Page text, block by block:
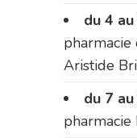
du 4
Aristide
du 7